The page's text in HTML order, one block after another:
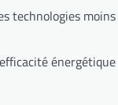
technologies